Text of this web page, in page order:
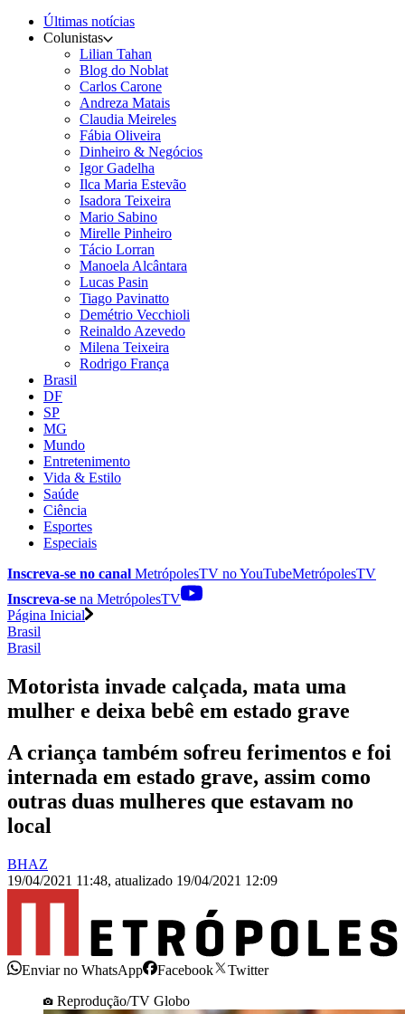
Últimas notícias
Colunistas
Lilian Tahan
Blog do Noblat
Carlos Carone
Andreza Matais
Claudia Meireles
Fábia Oliveira
Dinheiro & Negócios
Igor Gadelha
Ilca Maria Estevão
Isadora Teixeira
Mario Sabino
Mirelle Pinheiro
Tácio Lorran
Manoela Alcântara
Lucas Pasin
Tiago Pavinatto
Demétrio Vecchioli
Reinaldo Azevedo
Milena Teixeira
Rodrigo França
Brasil
DF
SP
MG
Mundo
Entretenimento
Vida & Estilo
Saúde
Ciência
Esportes
Especiais
Inscreva-se no canal MetrópolesTV noYouTubeMetrópolesTV
Inscreva-se na MetrópolesTV
Página Inicial
Brasil
Brasil
Motorista invade calçada, mata uma
mulher e deixa bebê em estado grave
A criança também sofreu ferimentos e foi
internada em estado grave, assim como
outras duas mulheres que estavam no
local
BHAZ
19/04/2021 11:48, atualizado 19/04/2021 12:09
Enviar no WhatsApp Facebook
Twitter
Reprodução/TV Globo